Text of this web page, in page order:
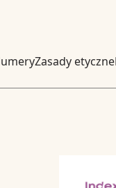
Zasady etyczne